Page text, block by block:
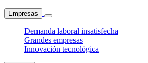
Empresas
Demanda laboral insatisfecha
Grandes empresas
Innovación tecnológica